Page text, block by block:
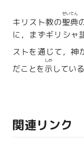
キリスト教の聖典
せいてん
に，まずギリシャ
ストを通じて，神
だことを示
しめ
している
関連リンク